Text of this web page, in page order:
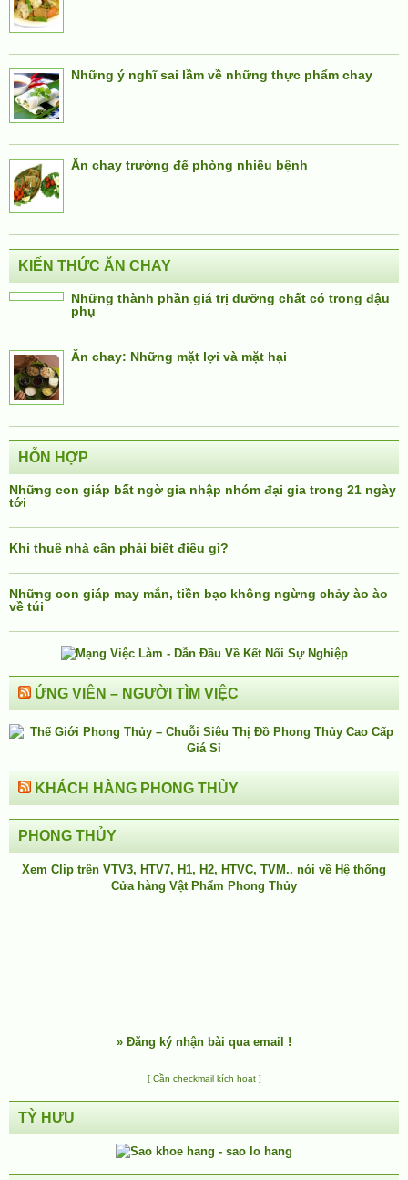
Những ý nghĩ sai lầm về những thực phẩm chay
Ăn chay trường để phòng nhiều bệnh
KIẾN THỨC ĂN CHAY
Những thành phần giá trị dưỡng chất có trong đậu
phụ
Ăn chay: Những mặt lợi và mặt hại
HỖN HỢP
Những con giáp bất ngờ gia nhập nhóm đại gia trong 21 ngày
tới
Khi thuê nhà cần phải biết điều gì?
Những con giáp may mắn, tiền bạc không ngừng chảy ào ào
về túi
ỨNG VIÊN – NGƯỜI TÌM VIỆC
KHÁCH HÀNG PHONG THỦY
PHONG THỦY
Xem Clip trên VTV3, HTV7, H1, H2, HTVC, TVM.. nói về Hệ thống
Cửa hàng Vật Phẩm Phong Thủy
» Đăng ký nhận bài qua email !
[ Cần checkmail kích hoạt ]
TỲ HƯU